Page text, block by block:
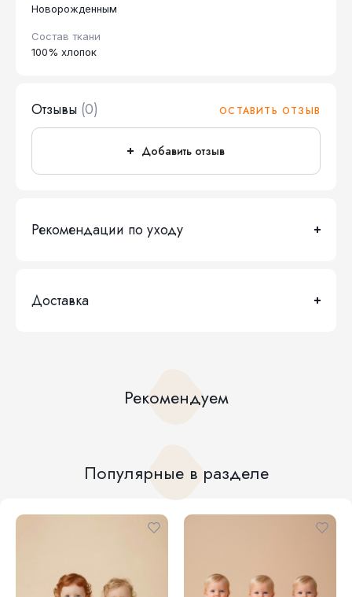
Новорожденным
Состав ткани
100% хлопок
Отзывы (0) ОСТАВИТЬ ОТЗЫВ
Добавить отзыв
Рекомендации по уходу
Доставка
Рекомендуем
Популярные в разделе